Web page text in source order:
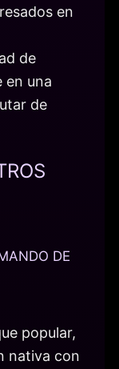
en
de
en una
de
DE
popular,
nativa con